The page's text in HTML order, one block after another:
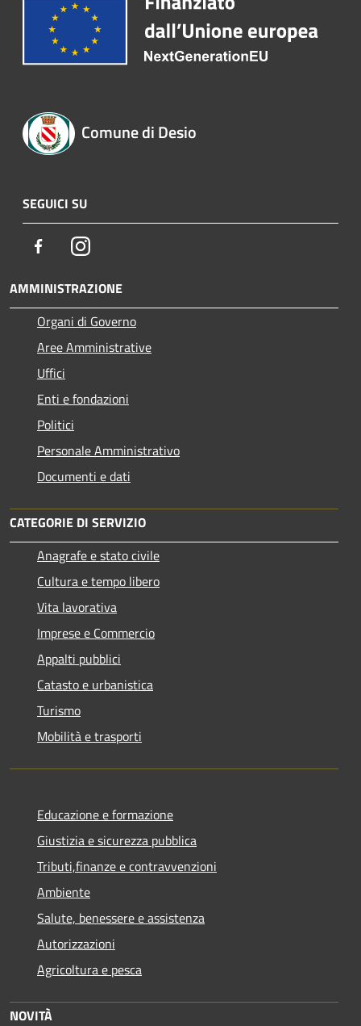
Comune di Desio
SEGUICI SU
FacebookInstagram
AMMINISTRAZIONE
Organi di Governo
Aree Amministrative
Uffici
Enti e fondazioni
Politici
Personale Amministrativo
Documenti e dati
CATEGORIE DI SERVIZIO
Anagrafe e stato civile
Cultura e tempo libero
Vita lavorativa
Imprese e Commercio
Appalti pubblici
Catasto e urbanistica
Turismo
Mobilità e trasporti
Educazione e formazione
Giustizia e sicurezza pubblica
Tributi,finanze e contravvenzioni
Ambiente
Salute, benessere e assistenza
Autorizzazioni
Agricoltura e pesca
NOVITÀ